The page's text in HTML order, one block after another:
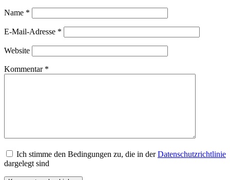
Name *
E-Mail-Adresse *
Website
Kommentar *
Ich stimme den Bedingungen zu, die in derDatenschutzrichtlinie
dargelegt sind